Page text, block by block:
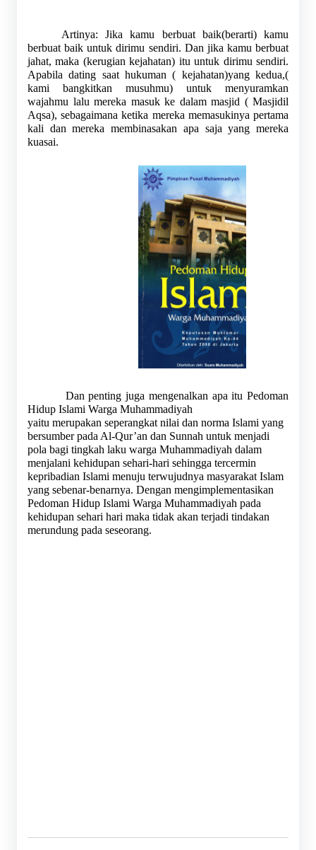
Artinya: Jika kamu berbuat baik(berarti) kamu
berbuat baik untuk dirimu sendiri. Dan jika kamu berbuat
jahat, maka (kerugian kejahatan) itu untuk dirimu sendiri.
Apabila dating saat hukuman ( kejahatan)yang kedua,(
kami bangkitkan musuhmu) untuk menyuramkan
wajahmu lalu mereka masuk ke dalam masjid ( Masjidil
Aqsa), sebagaimana ketika mereka memasukinya pertama
kali dan mereka membinasakan apa saja yang mereka
kuasai.
Dan penting juga mengenalkan apa itu Pedoman
Hidup Islami Warga Muhammadiyah
yaitu merupakan seperangkat nilai dan norma Islami yang
bersumber pada Al-Qur’an dan Sunnah untuk menjadi
pola bagi tingkah laku warga Muhammadiyah dalam
menjalani kehidupan sehari-hari sehingga tercermin
kepribadian Islami menuju terwujudnya masyarakat Islam
yang sebenar-benarnya. Dengan mengimplementasikan
Pedoman Hidup Islami Warga Muhammadiyah pada
kehidupan sehari hari maka tidak akan terjadi tindakan
merundung pada seseorang.